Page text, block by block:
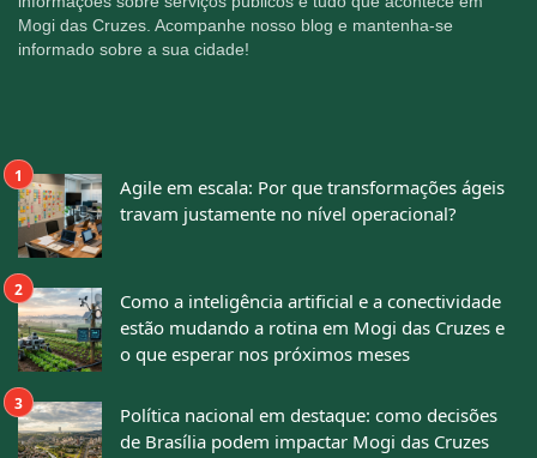
Mogi das Cruzes. Acompanhe nosso blog e mantenha-se
informado sobre a sua cidade!
Agile em escala: Por que transformações ágeis
travam justamente no nível operacional?
Como a inteligência artificial e a conectividade
estão mudando a rotina em Mogi das Cruzes e
o que esperar nos próximos meses
Política nacional em destaque: como decisões
de Brasília podem impactar Mogi das Cruzes